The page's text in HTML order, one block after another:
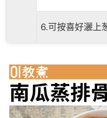
6.可按喜好灑上